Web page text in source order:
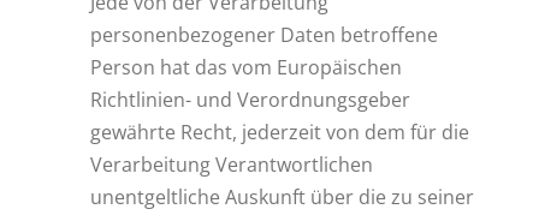
personenbezogener Daten betroffene
Person hat das vom Europäischen
Richtlinien- und Verordnungsgeber
gewährte Recht, jederzeit von dem für die
Verarbeitung Verantwortlichen
unentgeltliche Auskunft über die zu seiner